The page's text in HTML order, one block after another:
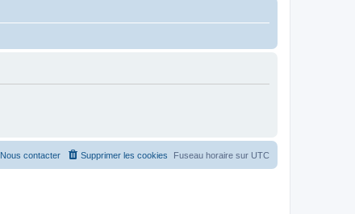
Fuseau horaire sur UTC
Supprimer les cookies
Nous contacter